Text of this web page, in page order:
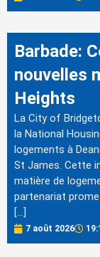
Barbade:
nouvelles
Heights
La City of
la National
logements à
St James. Cette
matière de
partenariat
[…]
7 août 2026